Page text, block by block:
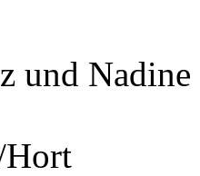
und